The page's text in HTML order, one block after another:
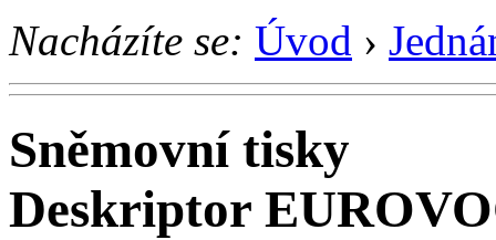
Nacházíte se: Úvod ›
Sněmovní tisky
Deskriptor